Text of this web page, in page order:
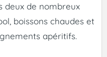
deux de nombreux
boissons chaudes et
apéritifs.